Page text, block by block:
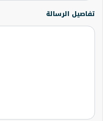
تفاصيل الرسالة